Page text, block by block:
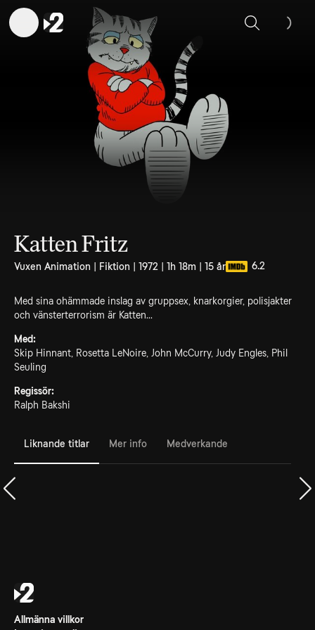
Sök
Katten Fritz
Vuxen Animation | Fiktion | 1972 | 1h 18m | 15 år 6.2
Med sina ohämmade inslag av gruppsex, knarkorgier, polisjakter
och vänsterterrorism är Katten...
Med:
Skip Hinnant, Rosetta LeNoire, John McCurry, Judy Engles, Phil
Seuling
Regissör:
Ralph Bakshi
Liknande titlar Mer info Medverkande
Allmänna villkor